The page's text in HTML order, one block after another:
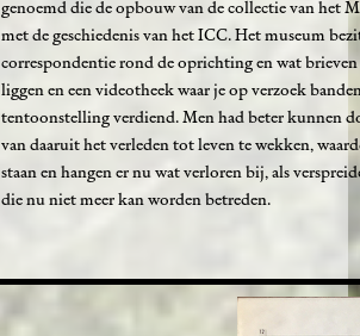
genoemd die de opbouw van de collectie van het
met de geschiedenis van het ICC. Het museum
correspondentie rond de oprichting en wat brieven
liggen en een videotheek waar je op verzoek
tentoonstelling verdiend. Men had beter kunnen
van daaruit het verleden tot leven te wekken,
staan en hangen er nu wat verloren bij, als
die nu niet meer kan worden betreden.